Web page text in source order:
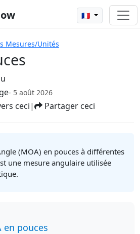
🇫🇷
Mesures/Unités
- 5 août 2026
ceci| Partager ceci
(MOA) en pouces à différentes
une mesure angulaire utilisée
en pouces